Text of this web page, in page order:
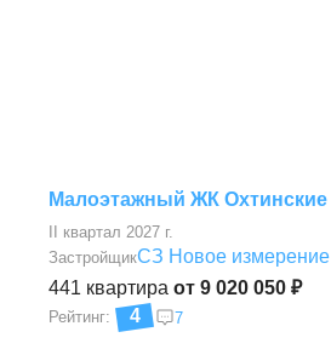
Малоэтажный ЖК
II квартал 2027 г.
441 квартира от 9 020 050 ₽
ЗастройщикСЗ Новое
Рейтинг: 4 7